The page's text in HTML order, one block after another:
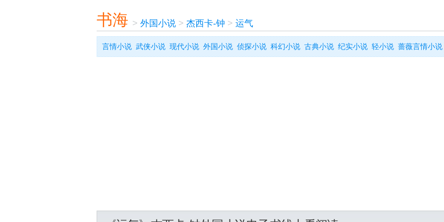
书海 > 外国小说> 杰西卡-钟 > 运气
言情小说 武侠小说 现代小说 外国小说 侦探小说 科幻小说 古典小说 纪实小说 轻小说 蔷薇言情小说